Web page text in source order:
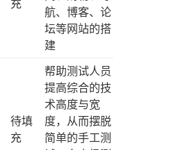
充
航、博客、论
坛等网站的搭
建
待填
充
帮助测试人员
提高综合的技
术高度与宽
度，从而摆脱
简单的手工测